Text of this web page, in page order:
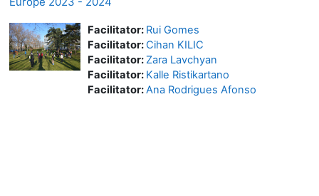
Facilitator: Rui Gomes
Facilitator:Cihan KILIC
Facilitator: Zara Lavchyan
Facilitator: Kalle Ristikartano
Facilitator:Ana Rodrigues Afonso